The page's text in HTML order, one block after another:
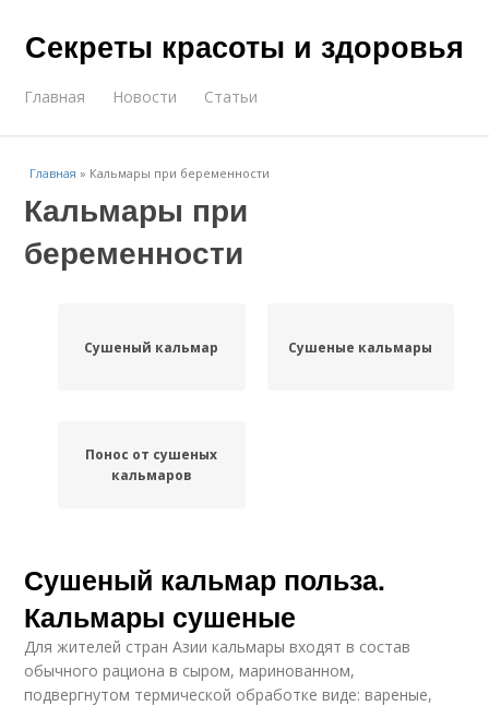
Секреты красоты и здоровья
Главная Новости Статьи
Главная » Кальмары при беременности
Кальмары при
беременности
Сушеный кальмар Сушеные кальмары
Понос от сушеных
кальмаров
Сушеный кальмар польза.
Кальмары сушеные
Для жителей стран Азии кальмары входят в состав
обычного рациона в сыром, маринованном,
подвергнутом термической обработке виде: вареные,